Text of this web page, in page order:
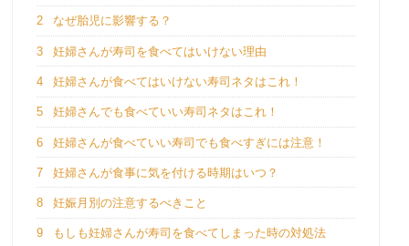
2 なぜ胎児に影響する？
3 妊婦さんが寿司を食べてはいけない理由
4 妊婦さんが食べてはいけない寿司ネタはこれ！
5 妊婦さんでも食べていい寿司ネタはこれ！
6 妊婦さんが食べていい寿司でも食べすぎには注意！
7 妊婦さんが食事に気を付ける時期はいつ？
8 妊娠月別の注意するべきこと
9 もしも妊婦さんが寿司を食べてしまった時の対処法